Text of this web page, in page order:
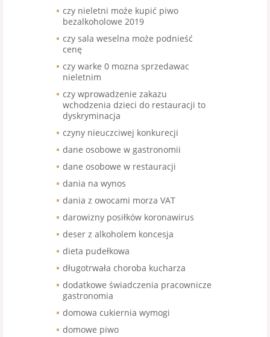
czy nieletni może kupić piwo
bezalkoholowe 2019
czy sala weselna może podnieść
cenę
czy warke 0 mozna sprzedawac
nieletnim
czy wprowadzenie zakazu
wchodzenia dzieci do restauracji to
dyskryminacja
czyny nieuczciwej konkurecji
dane osobowe w gastronomii
dane osobowe w restauracji
dania na wynos
dania z owocami morza VAT
darowizny posiłków koronawirus
deser z alkoholem koncesja
dieta pudełkowa
długotrwała choroba kucharza
dodatkowe świadczenia pracownicze
gastronomia
domowa cukiernia wymogi
domowe piwo